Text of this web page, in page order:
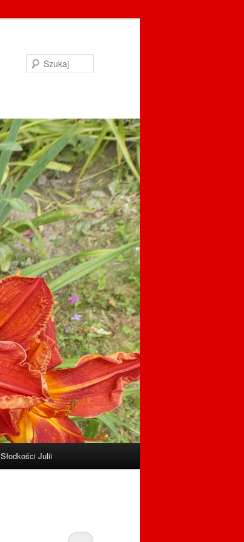
Słodkości Julii